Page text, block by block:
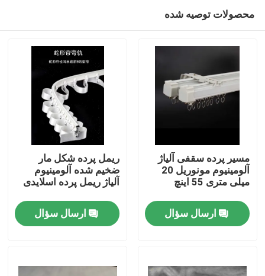
فیلم های
محصولات توصیه شده
مسیر پرده سقفی آلیاژ
آلومینیوم مونوریل 20
میلی متری 55 اینچ
ارسال سؤال
ریمل پرده شکل مار
ضخیم شده آلومینیوم
آلیاژ ریمل پرده اسلایدی
ارسال سؤال